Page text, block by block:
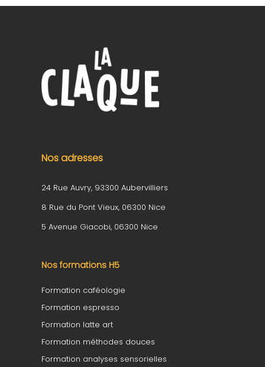
Nos adresses
24 Rue Auvry, 93300 Aubervilliers
8 Rue du Pont Vieux, 06300 Nice
5 Avenue Giacobi, 06300 Nice
Nos formations H5
Formation caféologie
Formation espresso
Formation latte art
Formation méthodes douces
Formation analyses sensorielles